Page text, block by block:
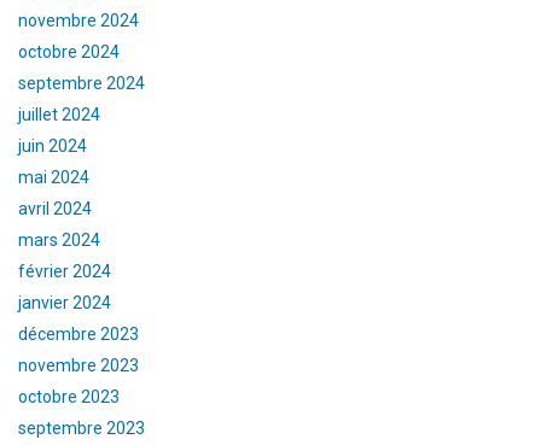
novembre 2024
octobre 2024
septembre 2024
juillet 2024
juin 2024
mai 2024
avril 2024
mars 2024
février 2024
janvier 2024
décembre 2023
novembre 2023
octobre 2023
septembre 2023